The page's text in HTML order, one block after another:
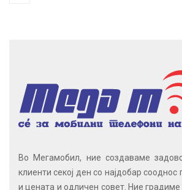
Во Мегамобил, ние создаваме
клиенти секој ден со најдобар сооднос
и цената и одличен совет. Ние